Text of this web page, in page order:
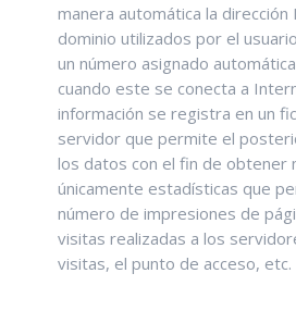
manera automática la
dominio utilizados por el
un número asignado
cuando este se conecta a
información se registra en un
servidor que permite el
los datos con el fin de obtener
únicamente estadísticas que
número de impresiones de
visitas realizadas a los
visitas, el punto de acceso, etc.